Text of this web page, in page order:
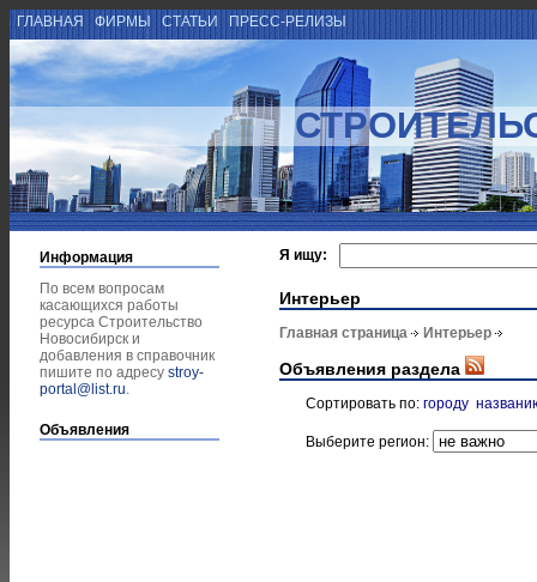
ГЛАВНАЯ ФИРМЫ СТАТЬИ ПРЕСС-РЕЛИЗЫ
Информация
По всем вопросам
касающихся работы
ресурса Строительство
Новосибирск и
добавления в справочник
пишите по адресу stroy-
portal@list.ru.
Объявления
Я ищу:
Интерьер
Главная страница Интерьер
Объявления раздела
Сортировать по: городу
Выберите регион: